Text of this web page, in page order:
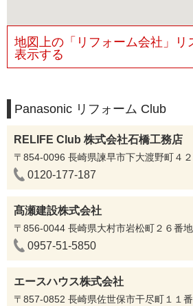
地図上の「リフォーム会社」リ
表示する
Panasonic リフォーム Club
RELIFE Club 株式会社石橋工務店
〒854-0096 長崎県諫早市下大渡野町４
0120-177-187
髙瀬建設株式会社
〒856-0044 長崎県大村市岩松町２６番地
0957-51-5850
エースハウス株式会社
〒857-0852 長崎県佐世保市干尽町１１